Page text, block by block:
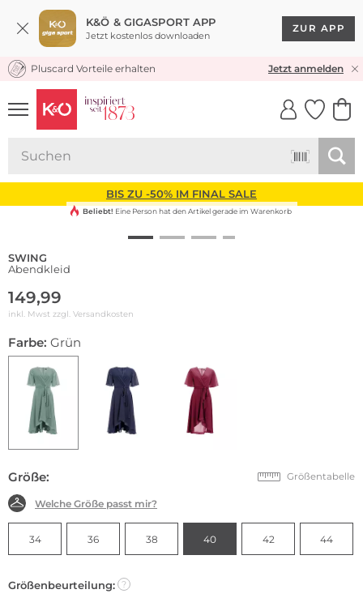
K&Ö & GIGASPORT APP
Jetzt kostenlos downloaden
ZUR APP
KOSTENLOSER VERSAND* & RÜCKVERSAND
Pluscard Vorteile erhalten Jetzt anmelden
UNSERE APP
CLICK &
BIS ZU -50% IM FINAL SALE
Beliebt! Eine Person hat den Artikel gerade im Warenkorb
SWING
Abendkleid
149,99
inkl. Mwst zzgl. Versandkosten
Farbe: Grün
Größe: Größentabelle
Welche Größe passt mir?
34 36 38 40 42 44
Größenbeurteilung: ?